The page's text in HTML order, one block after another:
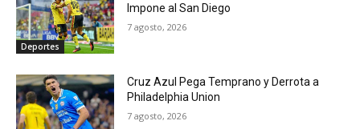
Deportes
Impone al San Diego
7 agosto, 2026
Cruz Azul Pega Temprano y Derrota a
Philadelphia Union
7 agosto, 2026